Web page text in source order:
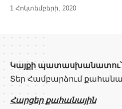
1 Հոկտեմբերի, 2020
Կայքի պատասխանատու՝
Տեր Համբարձում քահանա
Հարցեր քահանային